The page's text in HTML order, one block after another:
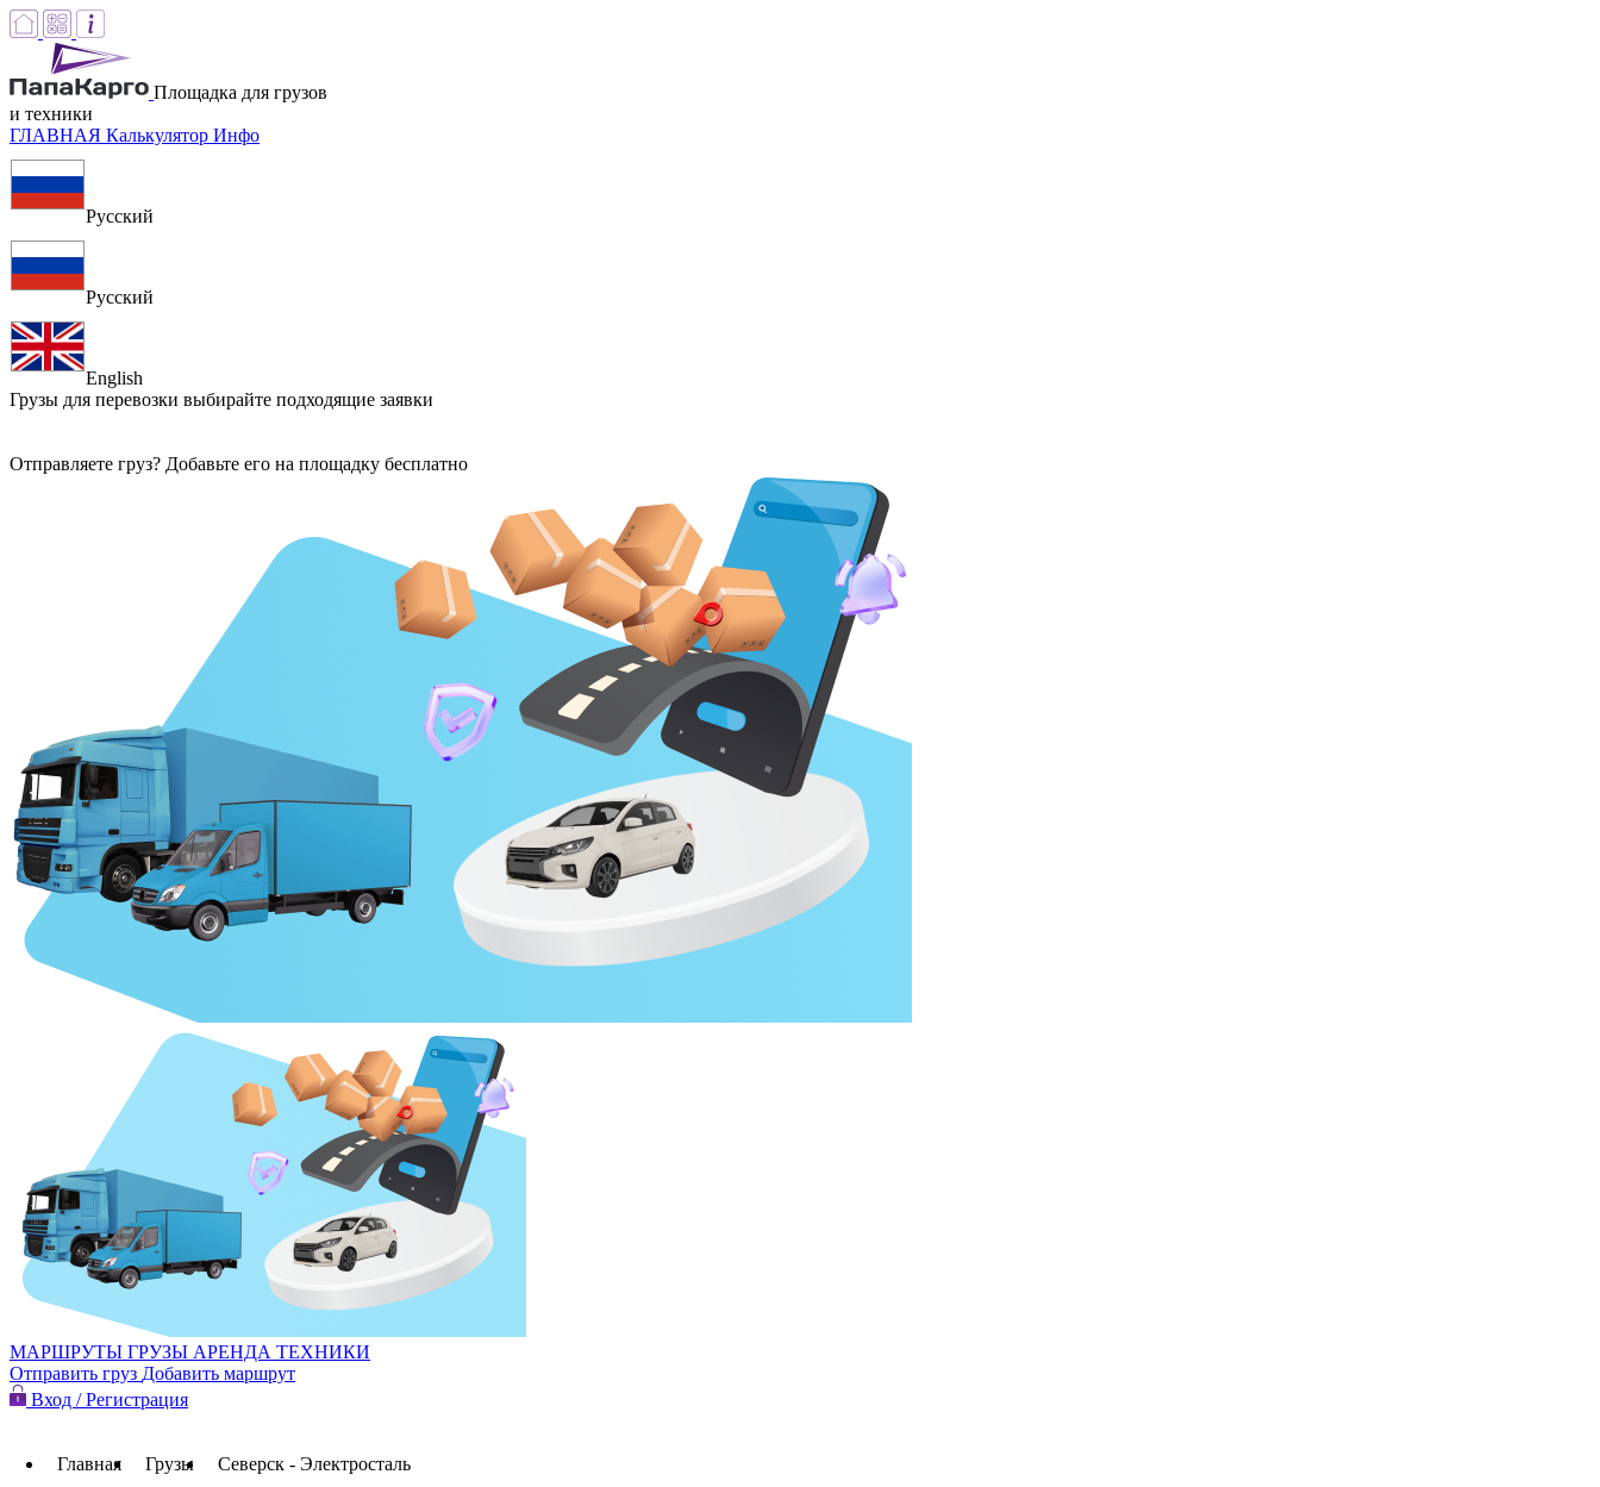
Площадка для грузов
и техники
ГЛАВНАЯ Калькулятор Инфо
Русский
Русский
English
Грузы для перевозки выбирайте подходящие заявки
Отправляете груз? Добавьте его на площадку бесплатно
МАРШРУТЫ ГРУЗЫ АРЕНДА ТЕХНИКИ
Отправить груз Добавить маршрут
Вход / Регистрация
Главная Грузы Северск - Электросталь